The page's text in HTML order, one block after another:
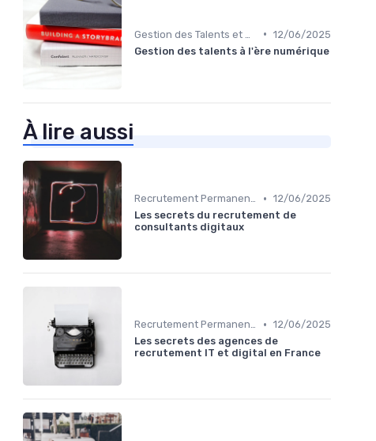
• 12/06/2025
Gestion des talents à l'ère numérique
À lire aussi
Recrutement Permanent et Temporaire • 12/06/2025
Les secrets du recrutement de
consultants digitaux
Recrutement Permanent et Temporaire • 12/06/2025
Les secrets des agences de
recrutement IT et digital en France